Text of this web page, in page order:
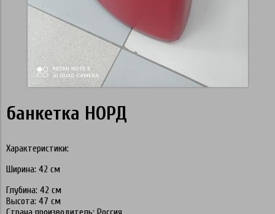
банкетка НОРД
Характеристики:
Ширина: 42 см
Глубина: 42 см
Высота: 47 см